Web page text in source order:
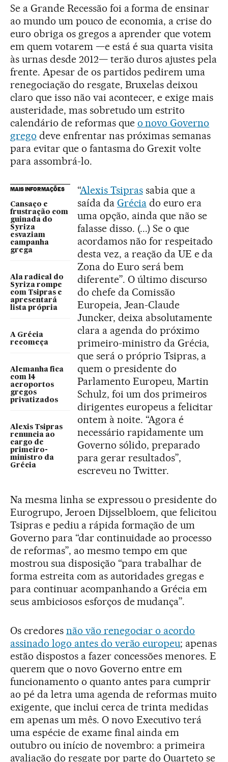
Se a Grande Recessão foi a forma de ensinar
ao mundo um pouco de economia, a crise do
euro obriga os gregos a aprender que votem
em quem votarem —e está é sua quarta visita
às urnas desde 2012— terão duros ajustes pela
frente. Apesar de os partidos pedirem uma
renegociação do resgate, Bruxelas deixou
claro que isso não vai acontecer, e exige mais
austeridade, mas sobretudo um estrito
calendário de reformas que o novo Governo
grego deve enfrentar nas próximas semanas
para evitar que o fantasma do Grexit volte
para assombrá-lo.
MAIS INFORMAÇÕES
Cansaço e
frustração com
guinada do
Syriza
esvaziam
campanha
grega
Ala radical do
Syriza rompe
com Tsipras e
apresentará
lista própria
A Grécia
recomeça
Alemanha fica
com 14
aeroportos
gregos
privatizados
Alexis Tsipras
renuncia ao
cargo de
primeiro-
ministro da
Grécia
“Alexis Tsiprassabia que a
saída da Gréciado euro era
uma opção, ainda que não se
falasse disso. (...) Se o que
acordamos não for respeitado
desta vez, a reação da UE e da
Zona do Euro será bem
diferente”. O último discurso
do chefe da Comissão
Europeia, Jean-Claude
Juncker, deixa absolutamente
clara a agenda do próximo
primeiro-ministro da Grécia,
que será o próprio Tsipras, a
quem o presidente do
Parlamento Europeu, Martin
Schulz, foi um dos primeiros
dirigentes europeus a felicitar
ontem à noite. “Agora é
necessário rapidamente um
Governo sólido, preparado
para gerar resultados”,
escreveu no Twitter.
Na mesma linha se expressou o presidente do
Eurogrupo, Jeroen Dijsselbloem, que felicitou
Tsipras e pediu a rápida formação de um
Governo para “dar continuidade ao processo
de reformas”, ao mesmo tempo em que
mostrou sua disposição “para trabalhar de
forma estreita com as autoridades gregas e
para continuar acompanhando a Grécia em
seus ambiciosos esforços de mudança”.
Os credores não vão renegociar o acordo
assinado logo antes do verão europeu; apenas
estão dispostos a fazer concessões menores. E
querem que o novo Governo entre em
funcionamento o quanto antes para cumprir
ao pé da letra uma agenda de reformas muito
exigente, que inclui cerca de trinta medidas
em apenas um mês. O novo Executivo terá
uma espécie de exame final ainda em
outubro ou início de novembro: a primeira
avaliação do resgate por parte do Quarteto se